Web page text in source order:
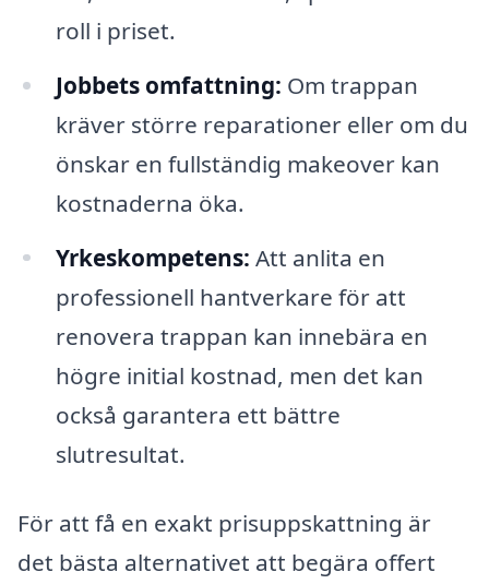
roll i priset.
Jobbets omfattning: Om trappan
kräver större reparationer eller om du
önskar en fullständig makeover kan
kostnaderna öka.
Yrkeskompetens: Att anlita en
professionell hantverkare för att
renovera trappan kan innebära en
högre initial kostnad, men det kan
också garantera ett bättre
slutresultat.
För att få en exakt prisuppskattning är
det bästa alternativet att begära offert